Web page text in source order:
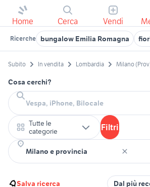
Home Cerca Vendi
Ricerche bungalow Emilia Romagna
Subito In vendita Lombardia Milano
Cosa cerchi?
Tutte le
categorie
Filtri
Salva ricerca Dal più